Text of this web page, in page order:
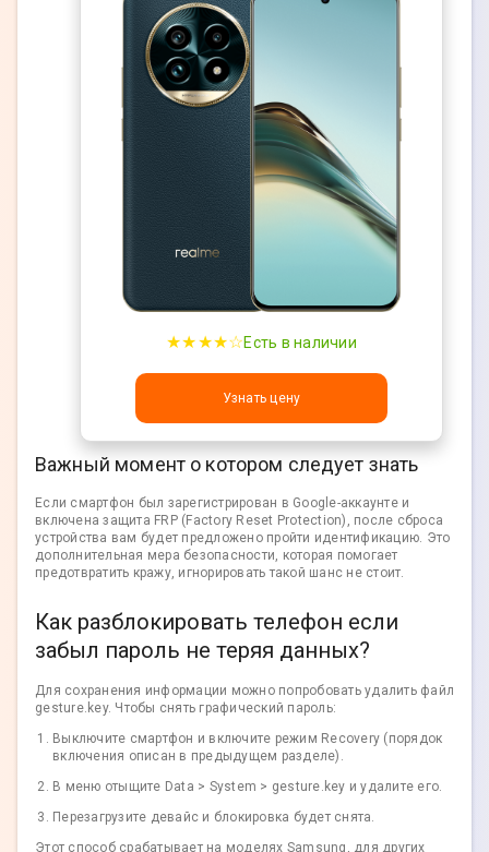
★★★★☆Есть в наличии
Узнать цену
Важный момент о котором следует знать
Если смартфон был зарегистрирован в Google-аккаунте и
включена защита FRP (Factory Reset Protection), после сброса
устройства вам будет предложено пройти идентификацию. Это
дополнительная мера безопасности, которая помогает
предотвратить кражу, игнорировать такой шанс не стоит.
Как разблокировать телефон если
забыл пароль не теряя данных?
Для сохранения информации можно попробовать удалить файл
gesture.key. Чтобы снять графический пароль:
Выключите смартфон и включите режим Recovery (порядок
включения описан в предыдущем разделе).
В меню отыщите Data > System > gesture.key и удалите его.
Перезагрузите девайс и блокировка будет снята.
Этот способ срабатывает на моделях Samsung, для других